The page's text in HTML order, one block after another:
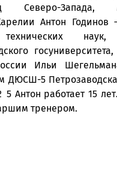
Северо-Запада,
Антон Годинов
наук,
Ильи
ДЮСШ-5
работает 15
тренером.